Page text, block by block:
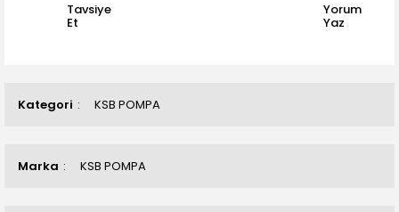
Kategori KSB POMPA
Marka KSB POMPA
Tavsiye
Et
Yorum
Yaz